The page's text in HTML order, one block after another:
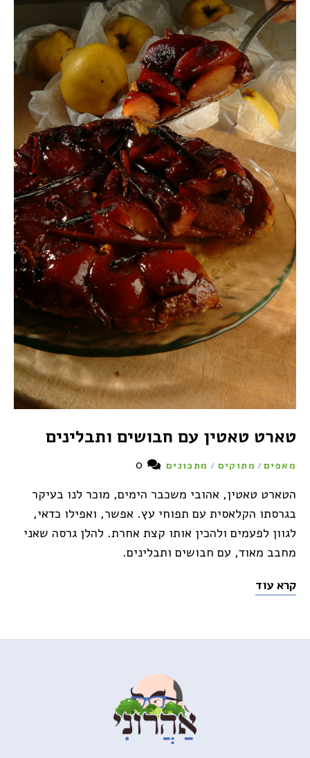
טארט טאטין עם חבושים ותבלינים
מאפים / מתוקים / מתכונים
הטארט טאטין, אהובי משכבר הימים, מוכר לנו בעיקר
בגרסתו הקלאסית עם תפוחי עץ. אפשר, ואפילו כדאי,
לגוון לפעמים ולהכין אותו קצת אחרת. להלן גרסה שאני
מחבב מאוד, עם חבושים ותבלינים.
קרא עוד